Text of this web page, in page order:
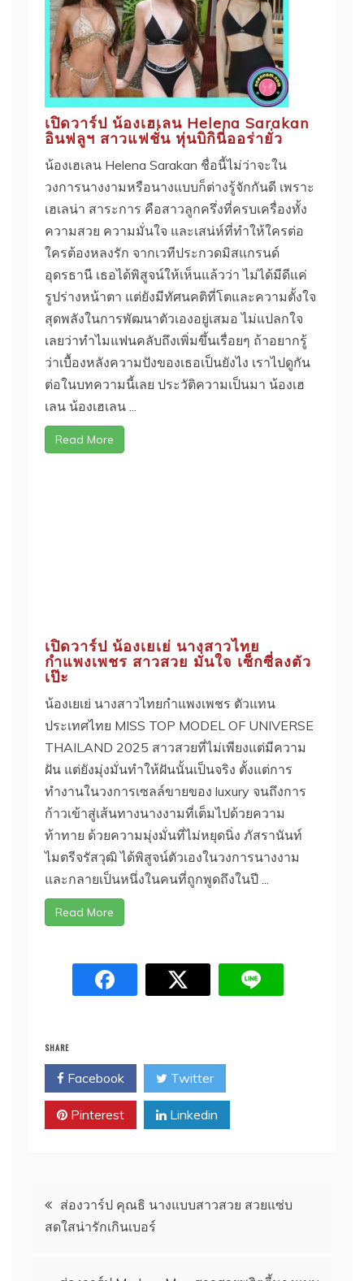
เปิดวาร์ป น้องเฮเลน Helena Sarakan
อินฟลูฯ สาวแฟชั่น หุ่นบิกินี่ออร่ายั่ว
น้องเฮเลน Helena Sarakan ชื่อนี้ไม่ว่าจะใน
วงการนางงามหรือนางแบบก็ต่างรู้จักกันดี เพราะ
เฮเลน่า สาระการ คือสาวลูกครึ่งที่ครบเครื่องทั้ง
ความสวย ความมั่นใจ และเสน่ห์ที่ทำให้ใครต่อ
ใครต้องหลงรัก จากเวทีประกวดมิสแกรนด์
อุดรธานี เธอได้พิสูจน์ให้เห็นแล้วว่า ไม่ได้มีดีแค่
รูปร่างหน้าตา แต่ยังมีทัศนคติที่โตและความตั้งใจ
สุดพลังในการพัฒนาตัวเองอยู่เสมอ ไม่แปลกใจ
เลยว่าทำไมแฟนคลับถึงเพิ่มขึ้นเรื่อยๆ ถ้าอยากรู้
ว่าเบื้องหลังความปังของเธอเป็นยังไง เราไปดูกัน
ต่อในบทความนี้เลย ประวัติความเป็นมา น้องเฮ
เลน น้องเฮเลน ...
Read More
เปิดวาร์ป น้องเยเย่ นางสาวไทย
กำแพงเพชร สาวสวย มั่นใจ เซ็กซี่ลงตัว
เป๊ะ
น้องเยเย่ นางสาวไทยกำแพงเพชร ตัวแทน
ประเทศไทย MISS TOP MODEL OF UNIVERSE
THAILAND 2025 สาวสวยที่ไม่เพียงแต่มีความ
ฝัน แต่ยังมุ่งมั่นทำให้ฝันนั้นเป็นจริง ตั้งแต่การ
ทำงานในวงการเซลล์ขายของ luxury จนถึงการ
ก้าวเข้าสู่เส้นทางนางงามที่เต็มไปด้วยความ
ท้าทาย ด้วยความมุ่งมั่นที่ไม่หยุดนิ่ง ภัสรานันท์
ไมตรีจรัสวุฒิ ได้พิสูจน์ตัวเองในวงการนางงาม
และกลายเป็นหนึ่งในคนที่ถูกพูดถึงในปี ...
Read More
SHARE
Facebook Twitter
Pinterest Linkedin
Post
navigation
ส่องวาร์ป คุณธิ นางแบบสาวสวย สวยแซ่บ
สดใสน่ารักเกินเบอร์